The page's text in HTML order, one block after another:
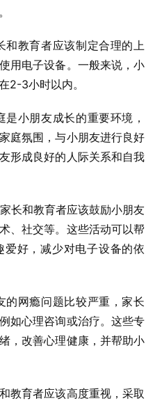
和教育者应该制定合理的上
用电子设备。一般来说，小
2-3小时以内。
小朋友成长的重要环境，
庭氛围，与小朋友进行良好
形成良好的人际关系和自我
长和教育者应该鼓励小朋友
、社交等。这些活动可以帮
好，减少对电子设备的依
的网瘾问题比较严重，家长
如心理咨询或治疗。这些专
，改善心理健康，并帮助小
教育者应该高度重视，采取